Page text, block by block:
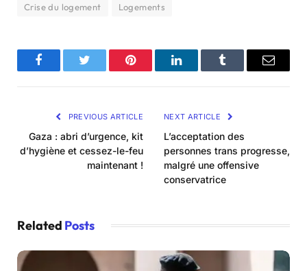
Crise du logement Logements
FacebookTwitter Pinterest LinkedInTumblr Email
PREVIOUS ARTICLE
Gaza : abri d’urgence, kit
d’hygiène et cessez-le-feu
maintenant !
NEXT ARTICLE
L’acceptation des
personnes trans progresse,
malgré une offensive
conservatrice
Related Posts